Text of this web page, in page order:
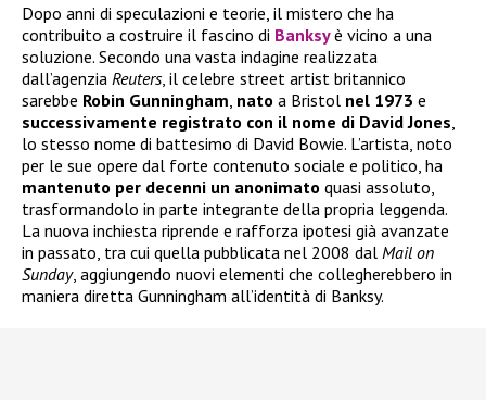
Dopo anni di speculazioni e teorie, il mistero che ha
contribuito a costruire il fascino di Banksyè vicino a una
soluzione. Secondo una vasta indagine realizzata
dall’agenzia Reuters, il celebre street artist britannico
sarebbe Robin Gunningham nato a Bristol nel 1973 e
successivamente registrato con il nome di David Jones
lo stesso nome di battesimo di David Bowie. L’artista, noto
per le sue opere dal forte contenuto sociale e politico, ha
mantenuto per decenni un anonimato quasi assoluto,
trasformandolo in parte integrante della propria leggenda.
La nuova inchiesta riprende e rafforza ipotesi già avanzate
in passato, tra cui quella pubblicata nel 2008 dal Mail on
Sunday, aggiungendo nuovi elementi che collegherebbero in
maniera diretta Gunningham all’identità di Banksy.